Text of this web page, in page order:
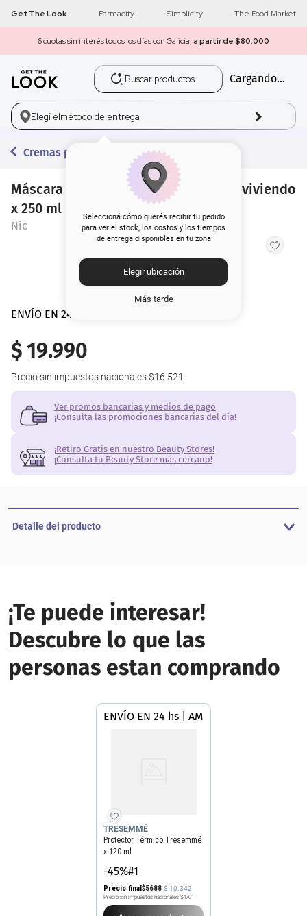
Get The Look Farmacity Simplicity The Food Market
6 cuotas sin interés todos los días con Galicia, a partir de $80.000
Buscar productos
Cargando...
Elegí elmétodo de entrega
Seleccioná cómo querés recibir tu pedido
para ver el stock, los costos y los tiempos
de entrega disponibles en tu zona
Elegir ubicación
Más tarde
Cremas para Peinar
Máscara Restauradora Capilar Nic Reviviendo
x 250 ml
Nic
ENVÍO EN 24 hs | AMBA
$19.990
Precio sin impuestos nacionales $16.521
Ver promos bancarias y medios de pago
¡Consulta las promociones bancarias del día!
¡Retiro Gratis en nuestro Beauty Stores!
¡Consulta tu Beauty Store más cercano!
Detalle del producto
¡Te puede interesar!
Descubre lo que las
personas estan comprando
ENVÍO EN 24 hs | AMBA
TRESEMMÉ
Protector Térmico Tresemmé
x 120 ml
-45%#1
Precio final$5688 $10.342
Precio sin impuestos nacionales $4701
1 get the look
2 máscara pestañas
3.
5. corrector
8. base
9. cher
10. nyx